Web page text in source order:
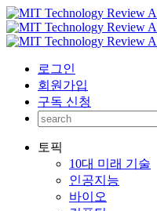
로그인
회원가입
구독 신청
토픽
10대 미래 기술
인공지능
바이오